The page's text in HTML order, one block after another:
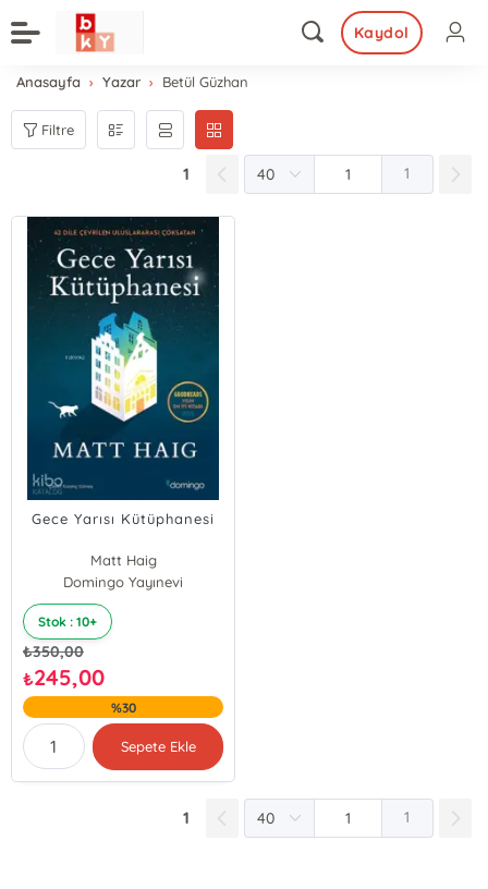
Kaydol
Anasayfa Yazar Betül Güzhan
Filtre
1 1
Gece Yarısı Kütüphanesi
Matt Haig
Domingo Yayınevi
Stok : 10+
₺350,00
₺245,00
%30
Sepete Ekle
1 1